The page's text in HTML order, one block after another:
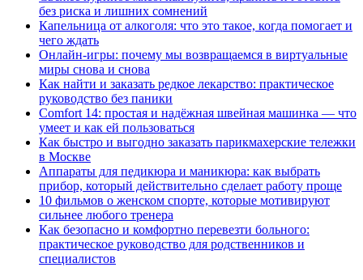
без риска и лишних сомнений
Капельница от алкоголя: что это такое, когда помогает и
чего ждать
Онлайн-игры: почему мы возвращаемся в виртуальные
миры снова и снова
Как найти и заказать редкое лекарство: практическое
руководство без паники
Comfort 14: простая и надёжная швейная машинка — что
умеет и как ей пользоваться
Как быстро и выгодно заказать парикмахерские тележки
в Москве
Аппараты для педикюра и маникюра: как выбрать
прибор, который действительно сделает работу проще
10 фильмов о женском спорте, которые мотивируют
сильнее любого тренера
Как безопасно и комфортно перевезти больного:
практическое руководство для родственников и
специалистов